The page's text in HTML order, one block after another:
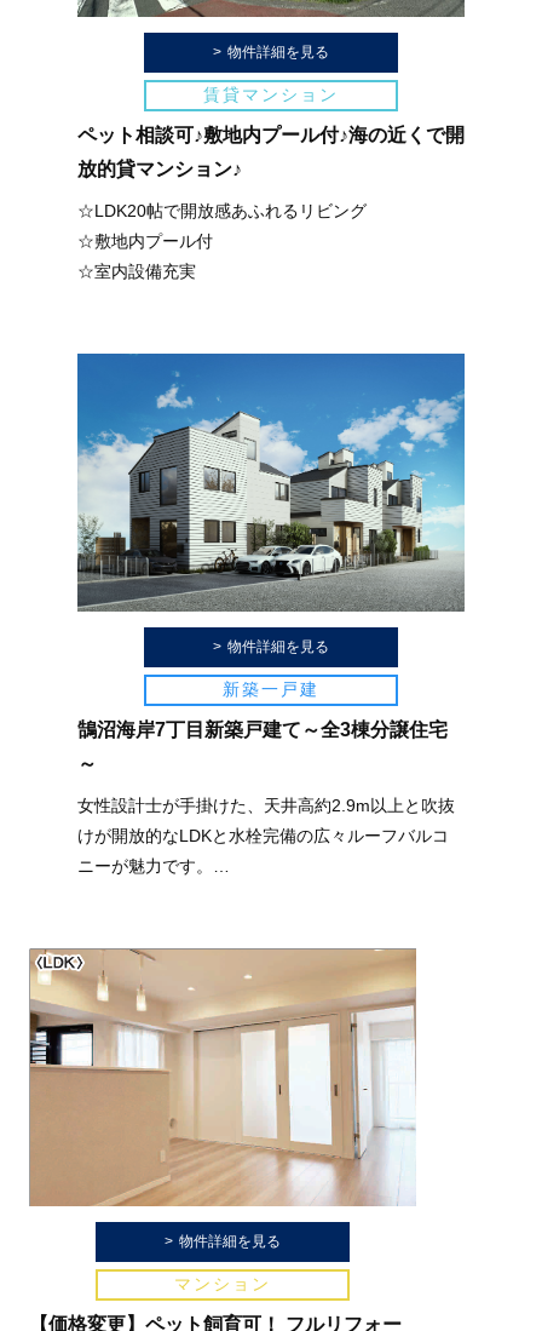
物件詳細を見る
賃貸マンション
ペット相談可♪敷地内プール付♪海の近くで開
放的貸マンション♪
☆LDK20帖で開放感あふれるリビング
☆敷地内プール付
☆室内設備充実
物件詳細を見る
新築一戸建
鵠沼海岸7丁目新築戸建て～全3棟分譲住宅
～
女性設計士が手掛けた、天井高約2.9m以上と吹抜
けが開放的なLDKと水栓完備の広々ルーフバルコ
ニーが魅力です。
湘南の自然と利便性を享受する住まいです。
全棟ルーフバルコニー付、空を庭にする湘南の家
■食洗機・タッチレス水栓付きキッチン
■ダブルボールの洗面化粧台
■水栓完備のルーフバルコニー（最大約8.6帖）
■制振装置搭載の地震に強い家
■広くて機能的な玄関
物件詳細を見る
マンション
【価格変更】ペット飼育可！ フルリフォー